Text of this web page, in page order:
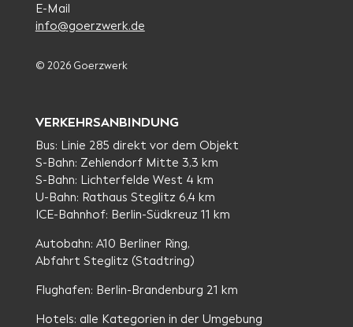
E-Mail
info@goerzwerk.de
© 2026 Goerzwerk
VERKEHRSANBINDUNG
Bus: Linie 285 direkt vor dem Objekt
S-Bahn: Zehlendorf Mitte 3,3 km
S-Bahn: Lichterfelde West 4 km
U-Bahn: Rathaus Steglitz 6,4 km
ICE-Bahnhof: Berlin-Südkreuz 11 km
Autobahn: A10 Berliner Ring,
Abfahrt Steglitz (Stadtring)
Flughafen: Berlin-Brandenburg 21 km
Hotels: alle Kategorien in der Umgebung